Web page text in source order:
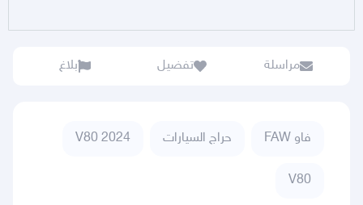
مراسلة تفضيل بلاغ
فاو FAW حراج السيارات V80 2024
V80